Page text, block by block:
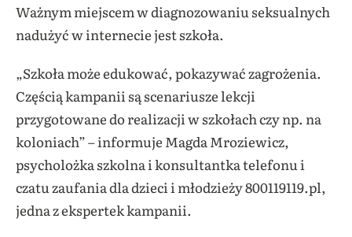
Ważnym miejscem w diagnozowaniu seksualnych
nadużyć w internecie jest szkoła.
„Szkoła może edukować, pokazywać zagrożenia.
Częścią kampanii są scenariusze lekcji
przygotowane do realizacji w szkołach czy np. na
koloniach” – informuje Magda Mroziewicz,
psycholożka szkolna i konsultantka telefonu i
czatu zaufania dla dzieci i młodzieży 800119119.pl,
jedna z ekspertek kampanii.